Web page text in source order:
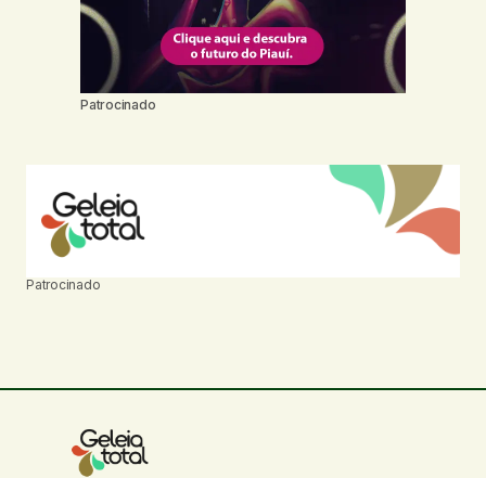
Patrocinado
Patrocinado